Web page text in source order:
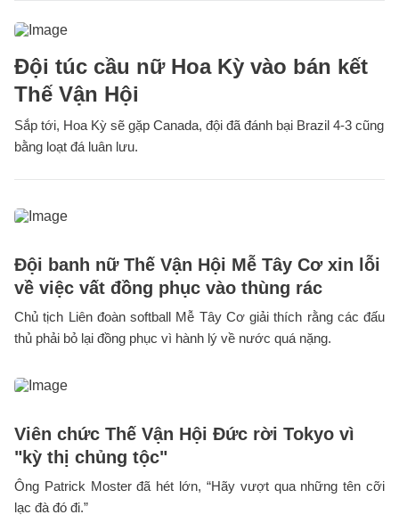
Đội túc cầu nữ Hoa Kỳ vào bán kết
Thế Vận Hội
Sắp tới, Hoa Kỳ sẽ gặp Canada, đội đã đánh bại Brazil 4-3 cũng
bằng loạt đá luân lưu.
Đội banh nữ Thế Vận Hội Mễ Tây Cơ xin lỗi
về việc vất đồng phục vào thùng rác
Chủ tịch Liên đoàn softball Mễ Tây Cơ giải thích rằng các đấu
thủ phải bỏ lại đồng phục vì hành lý về nước quá nặng.
Viên chức Thế Vận Hội Đức rời Tokyo vì
"kỳ thị chủng tộc"
Ông Patrick Moster đã hét lớn, “Hãy vượt qua những tên cỡi
lạc đà đó đi.”